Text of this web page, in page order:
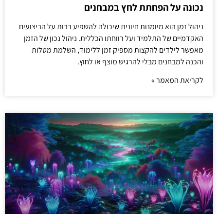
נכונה על הפחתת לחץ במבחנים
ניהול זמן הוא מיומנות חיונית שיכולה להשפיע רבות על הביצועים
האקדמיים של התלמיד ועל רווחתו הכללית. ניהול נכון של הזמן
מאפשר לילדים להקצות מספיק זמן ללימוד, השלמת מטלות
והכנה למבחנים מבלי להרגיש מוצף או לחוץ.
לקריאת המאמר »